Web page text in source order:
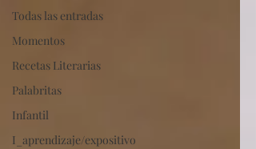
Todas las entradas
Momentos
Recetas Literarias
Palabritas
Infantil
I_aprendizaje/expositivo